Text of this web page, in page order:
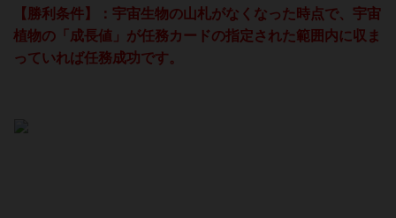
【勝利条件】：宇宙生物の山札がなくなった時点で、宇宙
植物の「成長値」が任務カードの指定された範囲内に収ま
っていれば任務成功です。